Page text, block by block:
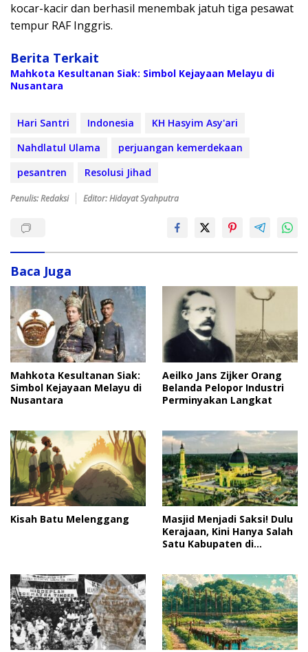
kocar-kacir dan berhasil menembak jatuh tiga pesawat
tempur RAF Inggris.
Berita Terkait
Mahkota Kesultanan Siak: Simbol Kejayaan Melayu di
Nusantara
Hari Santri Indonesia
KH Hasyim Asy'ari
Nahdlatul Ulama
perjuangan kemerdekaan
pesantren
Resolusi Jihad
Penulis: Redaksi Editor: Hidayat Syahputra
Baca Juga
Mahkota Kesultanan Siak:
Simbol Kejayaan Melayu di
Nusantara
Aeilko Jans Zijker Orang
Belanda Pelopor Industri
Perminyakan Langkat
Kisah Batu Melenggang
Masjid Menjadi Saksi! Dulu
Kerajaan, Kini Hanya Salah
Satu Kabupaten di